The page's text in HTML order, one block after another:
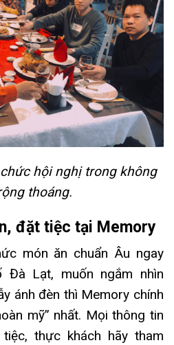
hội nghị trong không
thoáng.
đặt tiệc tại Memory
món ăn chuẩn Âu ngay
Đà Lạt, muốn ngắm nhìn
ánh đèn thì Memory chính
mỹ” nhất. Mọi thông tin
thực khách hãy tham